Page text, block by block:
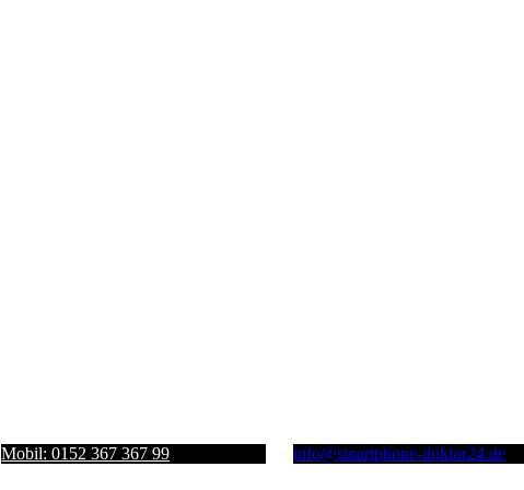
Mobil: 0152 367 367 99 info@smartphone-doktor24.de